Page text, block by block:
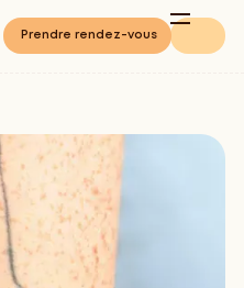
Prendre rendez-vous